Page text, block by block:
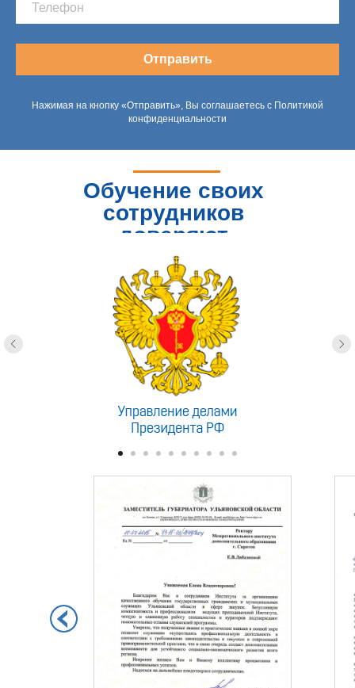
Отправить
Нажимая на кнопку «Отправить», Вы соглашаетесь с Политикой
конфиденциальности
Обучение своих
сотрудников
доверяют